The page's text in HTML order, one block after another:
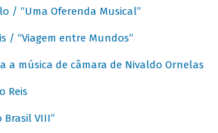
/ “Uma Oferenda Musical”
/ “Viagem entre Mundos”
a música de câmara de Nivaldo Ornelas
Reis
VIII”